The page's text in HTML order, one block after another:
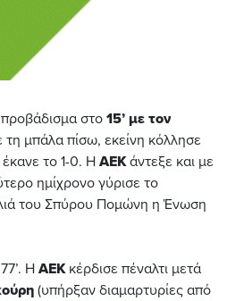
στο 15’ με τον
μπάλα πίσω, εκείνη κόλλησε
το 1-0. Η ΑΕΚάντεξε και με
ημίχρονο γύρισε το
του Σπύρου Πομώνη η Ένωση
Η ΑΕΚκέρδισε πέναλτι μετά
(υπήρξαν διαμαρτυρίες από